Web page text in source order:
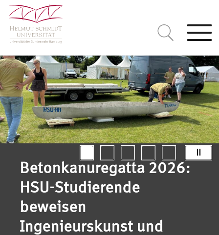
Betonkanuregatta 2026:
HSU-Studierende
beweisen
Ingenieurskunst und
II